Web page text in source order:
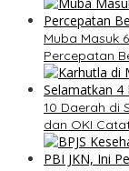
Muba Masuk
Percepatan
10 Daerah di
dan OKI